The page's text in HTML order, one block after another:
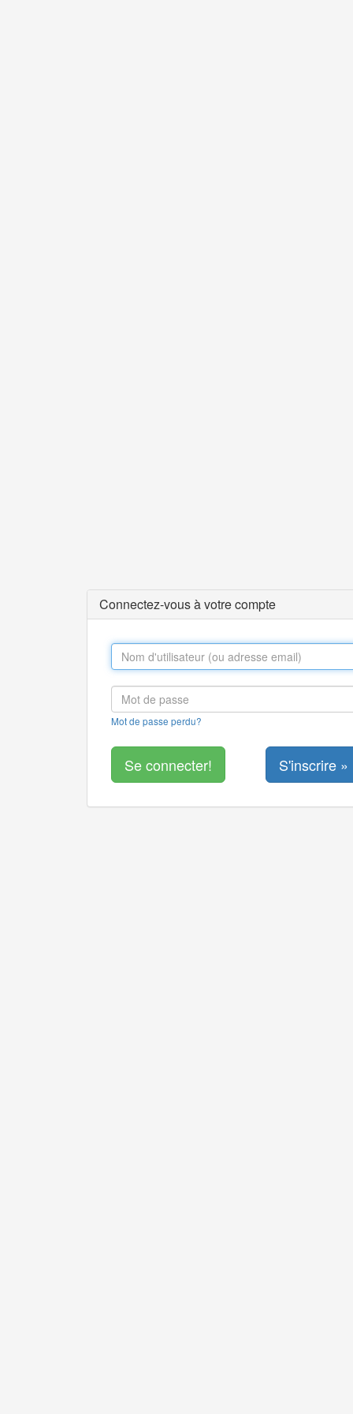
Connectez-vous à votre compte
Mot de passe perdu?
S'inscrire »